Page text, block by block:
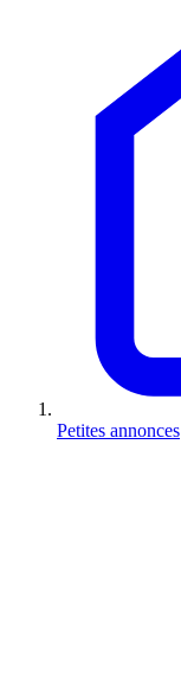
Petites annonces